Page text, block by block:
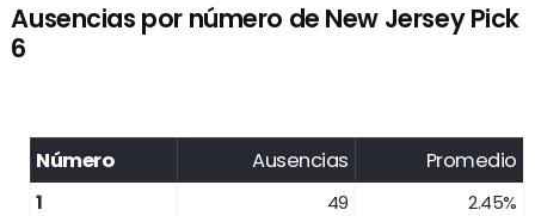
Ausencias por número de New Jersey Pick
6
Número Ausencias Promedio
1 49
2.45%